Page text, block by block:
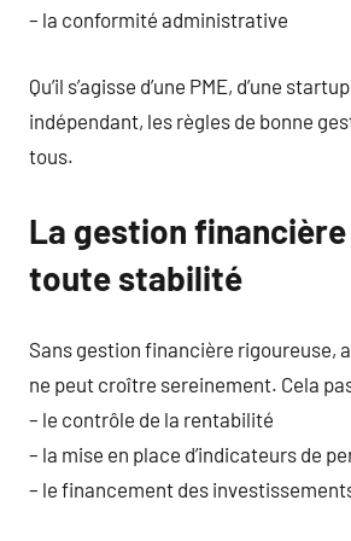
– la conformité administrative
Qu’il s’agisse d’une PME, d’une
indépendant, les règles de bonne
tous.
La gestion
toute stabilité
Sans gestion financière rigoureuse,
ne peut croître sereinement. Cela
– le contrôle de la rentabilité
– la mise en place d’indicateurs de
– le financement des